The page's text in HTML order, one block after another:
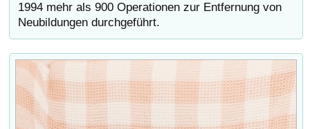
1994 mehr als 900 Operationen zur Entfernung von
Neubildungen durchgeführt.